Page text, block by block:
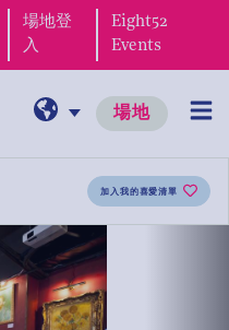
場地登
入
Eight52
Events
場地
加入我的喜愛清單